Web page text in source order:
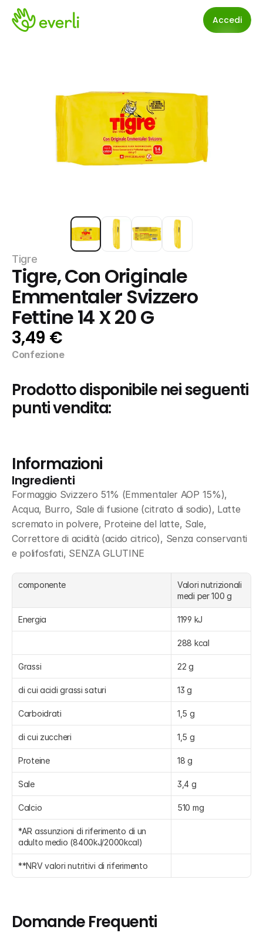
Accedi
Tigre
Tigre, Con Originale
Emmentaler Svizzero
Fettine 14 X 20 G
3,49 €
Confezione
Prodotto disponibile nei seguenti
punti vendita:
Informazioni
Ingredienti
Formaggio Svizzero 51% (Emmentaler AOP 15%),
Acqua, Burro, Sale di fusione (citrato di sodio), Latte
scremato in polvere, Proteine del latte, Sale,
Correttore di acidità (acido citrico), Senza conservanti
e polifosfati, SENZA GLUTINE
componente
Valori nutrizionali
medi per 100 g
Energia 1199 kJ
288 kcal
Grassi 22 g
di cui acidi grassi saturi 13 g
Carboidrati 1,5 g
di cui zuccheri 1,5 g
Proteine 18 g
Sale 3,4 g
Calcio 510 mg
*AR assunzioni di riferimento di un
adulto medio (8400kJ/2000kcal)
**NRV valori nutritivi di riferimento
Domande Frequenti